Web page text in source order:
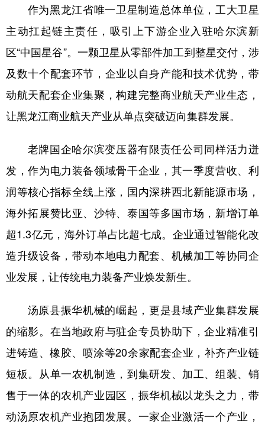
作为黑龙江省唯一卫星制造总体单位，工大卫星
主动扛起链主责任，吸引上下游企业入驻哈尔滨新
区“中国星谷”。一颗卫星从零部件加工到整星交付，涉
及数十个配套环节，企业以自身产能和技术优势，带
动航天配套企业集聚，构建完整商业航天产业生态，
让黑龙江商业航天产业从单点突破迈向集群发展。
老牌国企哈尔滨变压器有限责任公司同样活力迸
发，作为电力装备领域骨干企业，其一季度营收、利
润等核心指标全线上涨，国内深耕西北新能源市场，
海外拓展赞比亚、沙特、泰国等多国市场，新增订单
超1.3亿元，海外订单占比超七成。企业通过智能化改
造升级设备，带动本地电力配套、机械加工等协同企
业发展，让传统电力装备产业焕发新生。
汤原县振华机械的崛起，更是县域产业集群发展
的缩影。在当地政府与驻企专员协助下，企业精准引
进铸造、橡胶、喷涂等20余家配套企业，补齐产业链
短板。从单一农机制造，到集研发、加工、组装、销
售于一体的农机产业园区，振华机械以龙头之力，带
动汤原农机产业抱团发展。一家企业激活一个产业，